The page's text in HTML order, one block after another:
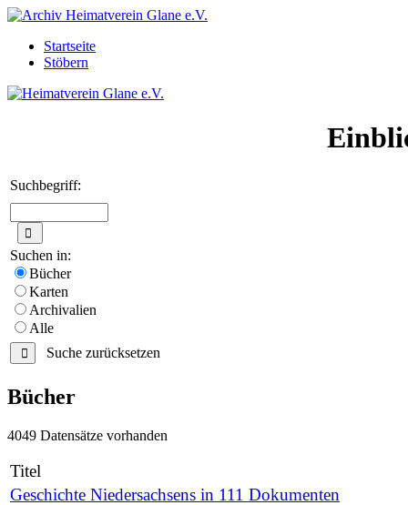
Startseite
Stöbern
Suchbegriff:
Suchen in:
Bücher
Karten
Archivalien
Alle
Suche zurücksetzen
Bücher
4049 Datensätze vorhanden
Titel
Geschichte Niedersachsens in 111 Dokumenten